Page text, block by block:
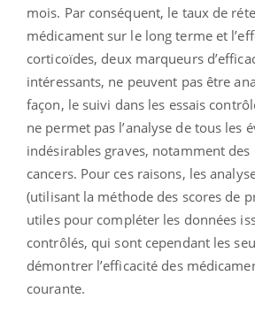
mois. Par conséquent, le taux de
médicament sur le long terme et
corticoïdes, deux marqueurs
intéressants, ne peuvent pas être
façon, le suivi dans les essais
ne permet pas l’analyse de tous les
indésirables graves, notamment
cancers. Pour ces raisons, les
(utilisant la méthode des scores de
utiles pour compléter les données
contrôlés, qui sont cependant les
démontrer l’efficacité des
courante.